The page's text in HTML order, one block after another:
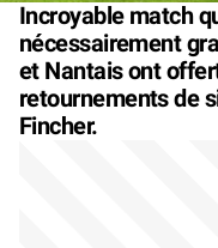
Incroyable match
nécessairement
et Nantais ont
retournements de
Fincher.